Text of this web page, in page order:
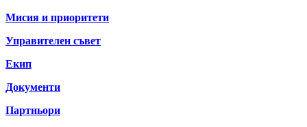
Мисия и приоритети
Управителен съвет
Екип
Документи
Партньори